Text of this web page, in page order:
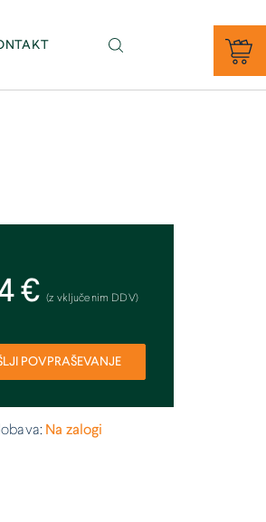
€(z vključenim DDV)
POVPRAŠEVANJE
Na zalogi